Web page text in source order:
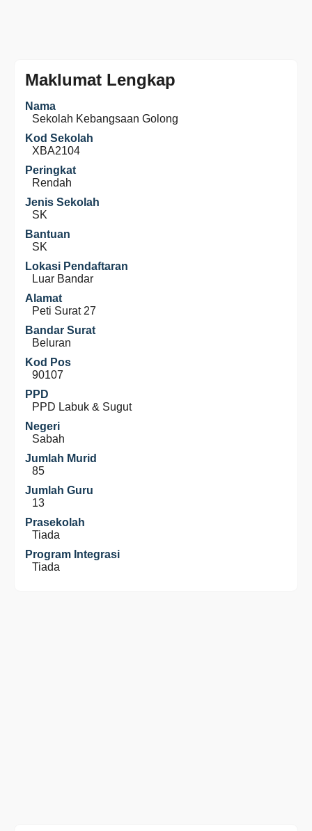
Maklumat Lengkap
Nama
Sekolah Kebangsaan Golong
Kod Sekolah
XBA2104
Peringkat
Rendah
Jenis Sekolah
SK
Bantuan
SK
Lokasi Pendaftaran
Luar Bandar
Alamat
Peti Surat 27
Bandar Surat
Beluran
Kod Pos
90107
PPD
PPD Labuk & Sugut
Negeri
Sabah
Jumlah Murid
85
Jumlah Guru
13
Prasekolah
Tiada
Program Integrasi
Tiada